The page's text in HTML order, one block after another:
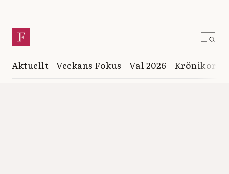
Aktuellt Veckans Fokus Val 2026 Krönikor